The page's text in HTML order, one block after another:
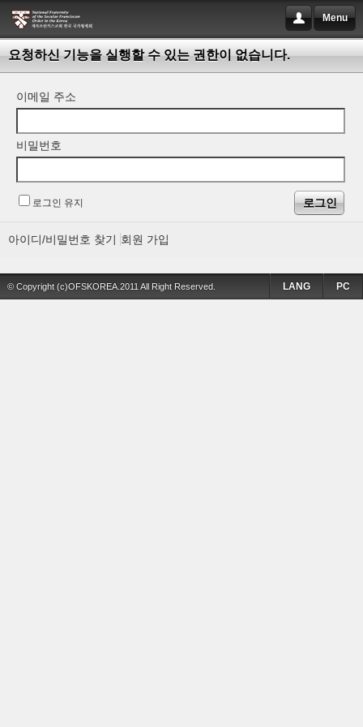
Menu
요청하신 기능을 실행할 수 있는 권한이 없습니다.
이메일 주소
비밀번호
로그인 유지
아이디/비밀번호 찾기 회원 가입
© Copyright (c)OFSKOREA.2011 All Right Reserved. PC
LANG